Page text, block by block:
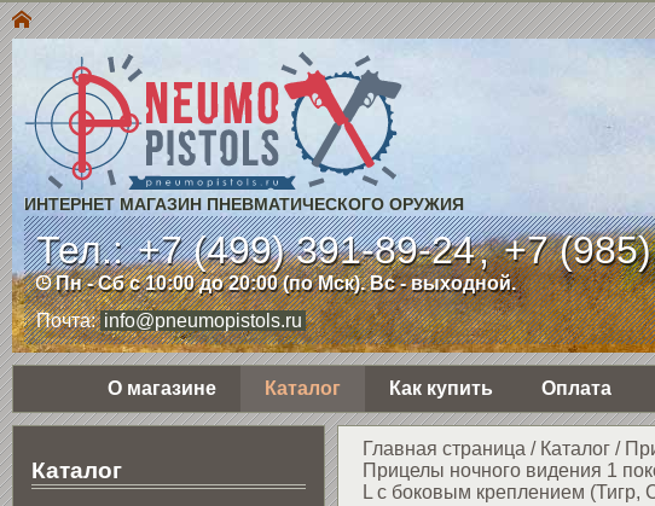
ИНТЕРНЕТ МАГАЗИН ПНЕВМАТИЧЕСКОГО ОРУЖИЯ
Тел.:+7 (499) 391-89-24,+7
Пн - Сб с 10:00 до 20:00 (по Мск). Вс - выходной.
Почта: info@pneumopistols.ru
О магазине Каталог Как купить Оплата
Главная страница / Каталог/
Прицелы ночного видения 1
L с боковым креплением (Тигр,
Каталог